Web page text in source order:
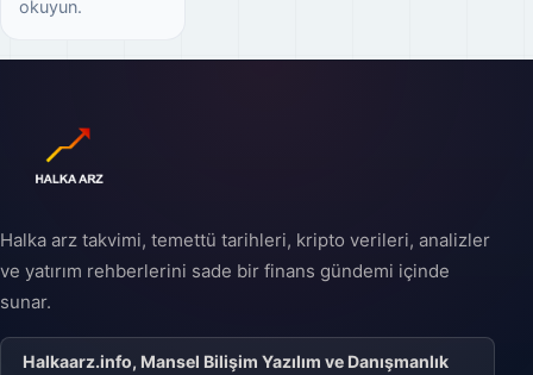
okuyun.
Halka arz takvimi, temettü tarihleri, kripto verileri, analizler
ve yatırım rehberlerini sade bir finans gündemi içinde
sunar.
Halkaarz.info, Mansel Bilişim Yazılım ve Danışmanlık